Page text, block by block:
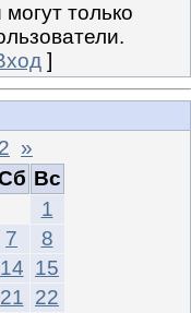
только
]
»
Вс
1
7
8
14 15
21 22